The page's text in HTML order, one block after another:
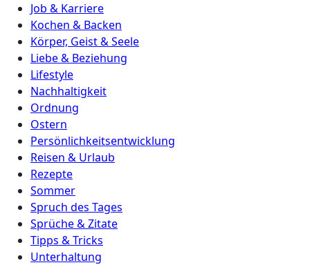
Job & Karriere
Kochen & Backen
Körper, Geist & Seele
Liebe & Beziehung
Lifestyle
Nachhaltigkeit
Ordnung
Ostern
Persönlichkeitsentwicklung
Reisen & Urlaub
Rezepte
Sommer
Spruch des Tages
Sprüche & Zitate
Tipps & Tricks
Unterhaltung